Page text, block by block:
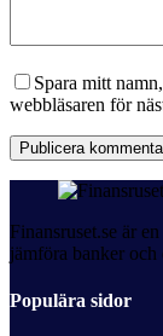
Spara mitt
webbläsaren för
Publicera
Finansruset.se är
jämföra banker och
Populära sidor